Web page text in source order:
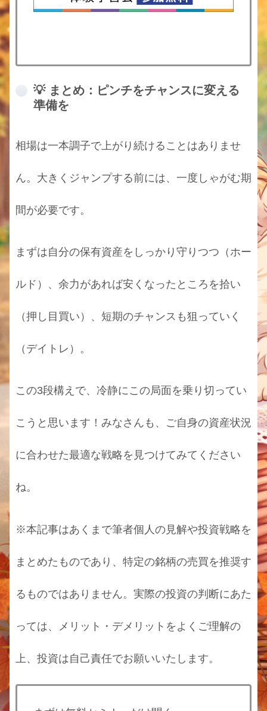
💡 まとめ：ピンチをチャンスに変える
準備を
相場は一本調子で上がり続けることはありませ
ん。大きくジャンプする前には、一度しゃがむ期
間が必要です。
まずは自分の保有資産をしっかり守りつつ（ホー
ルド）、余力があれば安くなったところを拾い
（押し目買い）、短期のチャンスも狙っていく
（デイトレ）。
この3段構えで、冷静にこの局面を乗り切ってい
こうと思います！みなさんも、ご自身の資産状況
に合わせた最適な戦略を見つけてみてください
ね。
※本記事はあくまで筆者個人の見解や投資戦略を
まとめたものであり、特定の銘柄の売買を推奨す
るものではありません。実際の投資の判断にあた
っては、メリット・デメリットをよくご理解の
上、投資は自己責任でお願いいたします。